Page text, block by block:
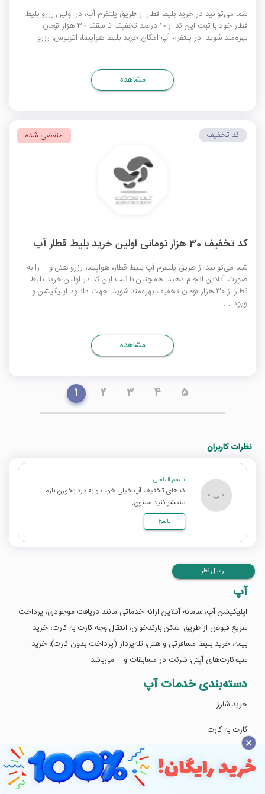
شما می‌توانید در خرید بلیط قطار از طریق پلتفرم آپ، در اولین رزرو بلیط
قطار خود با ثبت این کد از 10 درصد تخفیف تا سقف 30 هزار تومان
بهره‌مند شوید. در پلتفرم آپ امکان خرید بلیط هواپیما، اتوبوس، رزرو ...
مشاهده
کد تخفیف 30 هزار تومانی اولین خرید بلیط قطار آپ
شما می‌توانید از طریق پلتفرم آپ بلیط قطار، هواپیما، رزرو هتل و... را به
صورت آنلاین انجام دهید. همچنین با ثبت این کد در اولین خرید بلیط
قطار از 30 هزار تومان تخفیف بهره‌مند شوید. جهت دانلود اپلیکیشن و
ورود ...
کد تخفیف منقضی شده
مشاهده
1 2 3 4 5
نظرات کاربران
تبسم الماسی
کدهای تخفیف آپ خیلی خوب و به درد بخورن بازم
منتشر کنید ممنون.
پاسخ
ارسال نظر
آپ
اپلیکیشن آپ، سامانه‌ آنلاین ارائه خدماتی مانند دريافت موجودی، پرداخت
سریع قبوض از طریق اسکن بارکدخوان، انتقال وجه کارت به کارت، خرید
بیمه، خرید بلیط مسافرتی و هتل، تله‌پرداز (پرداخت بدون کارت)، خرید
سیم‌کارت‌های آپتل، شرکت در مسابقات و... می‌باشد.
دسته‌بندی خدمات آپ
خرید شارژ
کارت به کارت
پرداخت قبوض
×